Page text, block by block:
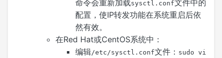
命令会重新加载sysctl.conf文件中的
配置，使IP转发功能在系统重启后依
然有效。
在Red Hat或CentOS系统中：
编辑/etc/sysctl.conf文件： sudo vi